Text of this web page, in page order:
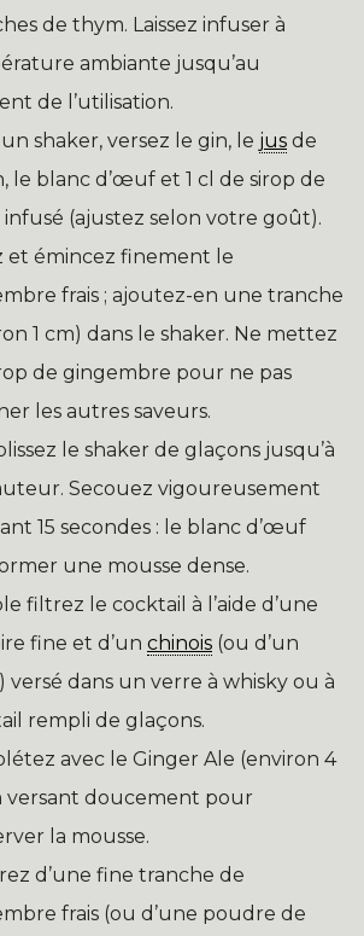
de thym. Laissez infuser à
ambiante jusqu’au
de l’utilisation.
shaker, versez le gin, le jus de
le blanc d’œuf et 1 cl de sirop de
(ajustez selon votre goût).
et émincez finement le
frais ; ajoutez-en une tranche
1 cm) dans le shaker. Ne mettez
de gingembre pour ne pas
les autres saveurs.
le shaker de glaçons jusqu’à
Secouez vigoureusement
15 secondes : le blanc d’œuf
une mousse dense.
filtrez le cocktail à l’aide d’une
fine et d’un chinois (ou d’un
versé dans un verre à whisky ou à
rempli de glaçons.
avec le Ginger Ale (environ 4
versant doucement pour
la mousse.
d’une fine tranche de
frais (ou d’une poudre de